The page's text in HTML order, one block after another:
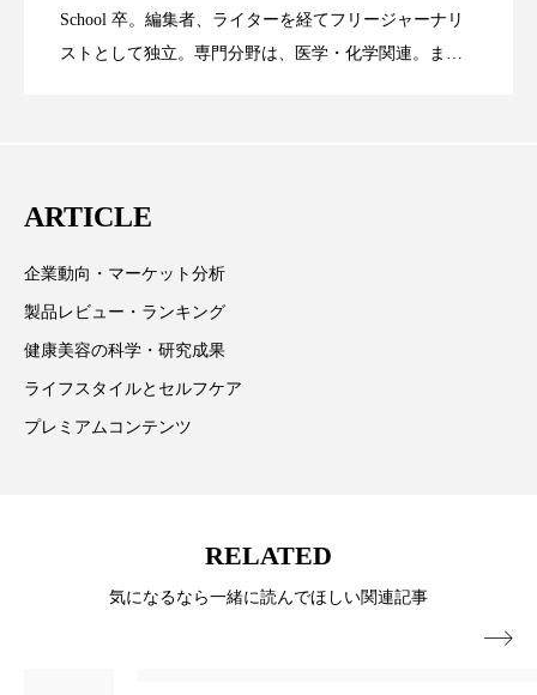
スマートウォッチ スマートパッチ
デジタルデトックス
ナイトプロテイン
パーフェクト株式会社 バイオハッキング
バイオミメティクス バイオミメティック
School 卒。編集者、ライターを経てフリージャーナリ
ストとして独立。専門分野は、医学・化学関連。ま
Technology
2023.06.28 時間制限食とカロリー制限食の減量効果
ARTICLE
企業動向・マーケット分析
製品レビュー・ランキング
健康美容の科学・研究成果
ライフスタイルとセルフケア
プレミアムコンテンツ
RELATED
気になるなら一緒に読んでほしい関連記事
